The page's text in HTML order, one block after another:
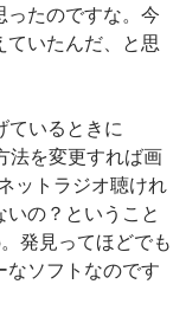
ったのですな。今
ていたんだ、と思
ているときに
法を変更すれば画
ットラジオ聴けれ
の？ということ
発見ってほどでも
なソフトなのです